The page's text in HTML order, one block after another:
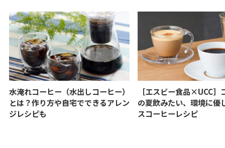
水淹れコーヒー（水出しコーヒー）
とは？作り方や自宅でできるアレン
ジレシピも
［エスビー食品×UCC］
の夏飲みたい、環境に優
スコーヒーレシピ